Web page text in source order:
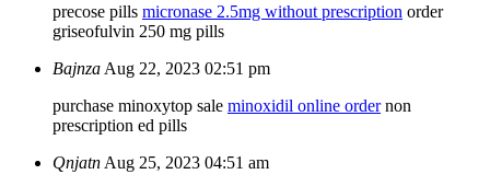
precose pills micronase 2.5mg without prescription order
griseofulvin 250 mg pills
Bajnza Aug 22, 2023 02:51 pm
purchase minoxytop sale minoxidil online ordernon
prescription ed pills
Qnjatn Aug 25, 2023 04:51 am